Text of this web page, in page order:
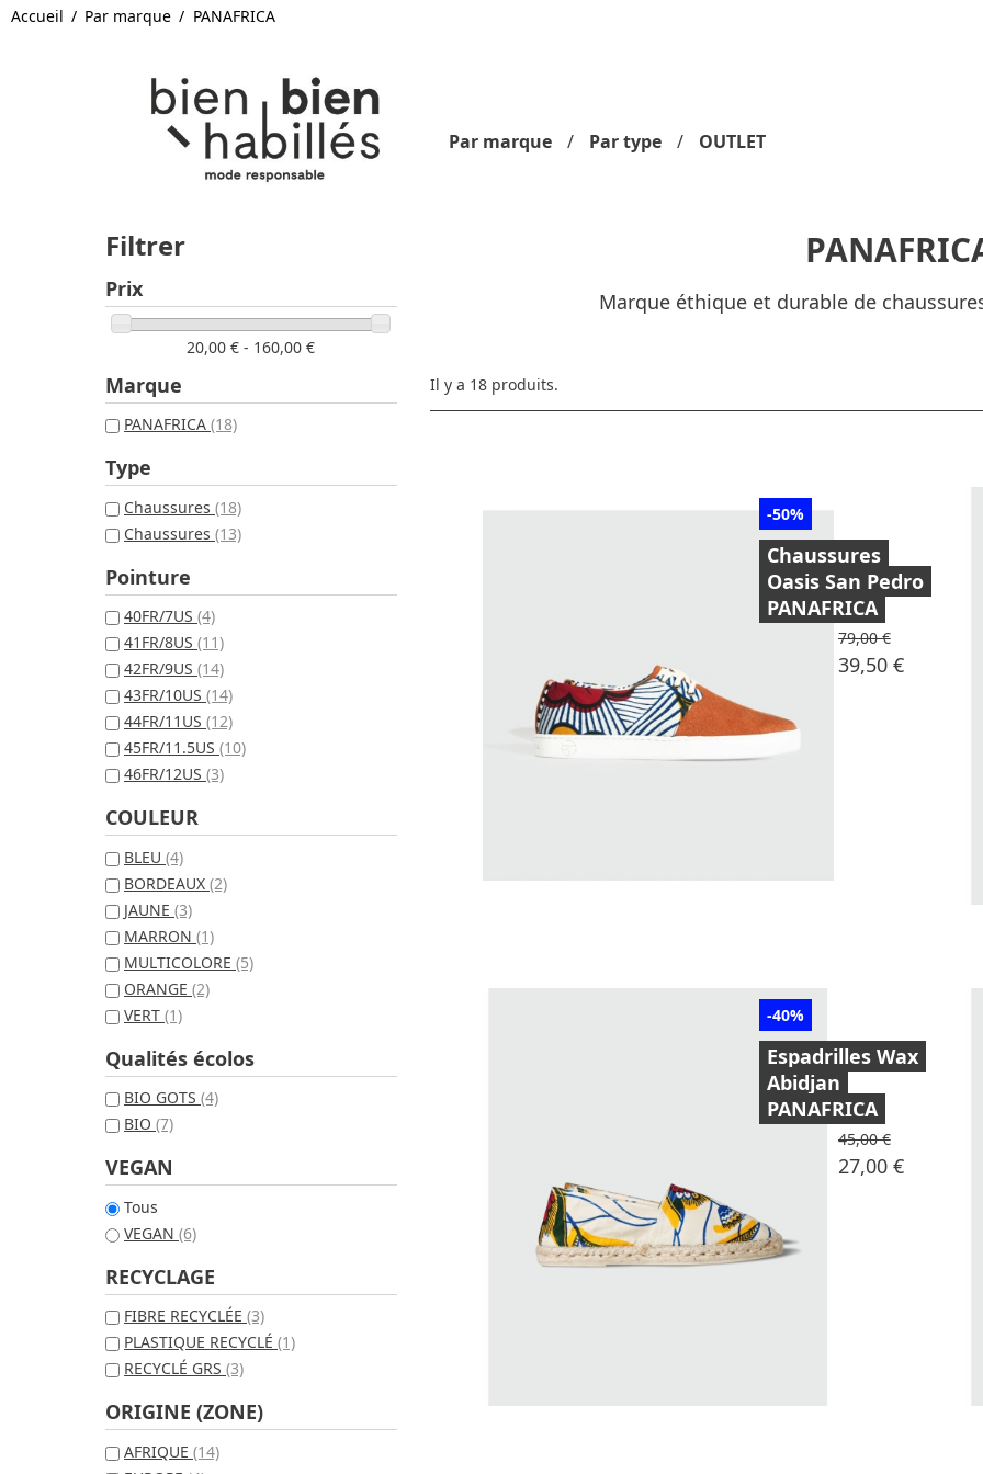
Accueil Par marque PANAFRICA
Par marque Par type OUTLET
Filtrer
Prix
20,00 € - 160,00 €
Marque
PANAFRICA (18)
Type
Chaussures (18)
Chaussures (13)
Pointure
40FR/7US (4)
41FR/8US (11)
42FR/9US (14)
43FR/10US (14)
44FR/11US (12)
45FR/11.5US (10)
46FR/12US (3)
COULEUR
BLEU (4)
BORDEAUX (2)
JAUNE (3)
MARRON (1)
MULTICOLORE (5)
ORANGE (2)
VERT (1)
Qualités écolos
BIO GOTS (4)
BIO (7)
VEGAN
Tous
VEGAN (6)
RECYCLAGE
FIBRE RECYCLÉE (3)
PLASTIQUE RECYCLÉ (1)
RECYCLÉ GRS (3)
ORIGINE (ZONE)
AFRIQUE (14)
Marque éthique et durable de
Il y a 18 produits.
-50%
Chaussures
Oasis San Pedro
PANAFRICA
Prix de base
79,00 €Prix
39,50 €
-40%
Espadrilles Wax
Abidjan
PANAFRICA
Prix de base
45,00 €Prix
27,00 €